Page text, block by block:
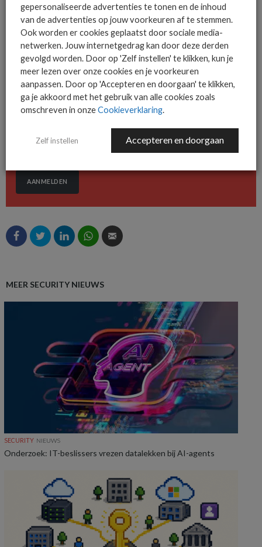
De ICT-wereld is snel. Mis
niets.
Het allerlaatste ICT nieuws in jouw
AANMELDEN
MEER SECURITY NIEUWS
SECURITY NIEUWS
Onderzoek: IT-beslissers vrezen datalekken bij AI-agents
gepersonaliseerde advertenties te tonen en de inhoud
van de advertenties op jouw voorkeuren af te stemmen.
Ook worden er cookies geplaatst door sociale media-
netwerken. Jouw internetgedrag kan door deze derden
gevolgd worden. Door op 'Zelf instellen' te klikken, kun je
meer lezen over onze cookies en je voorkeuren
aanpassen. Door op 'Accepteren en doorgaan' te klikken,
ga je akkoord met het gebruik van alle cookies zoals
omschreven in onzeCookieverklaring.
Zelf instellen Accepteren en doorgaan